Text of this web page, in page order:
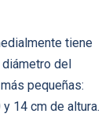
tiene
del
pequeñas:
14 cm de altura.